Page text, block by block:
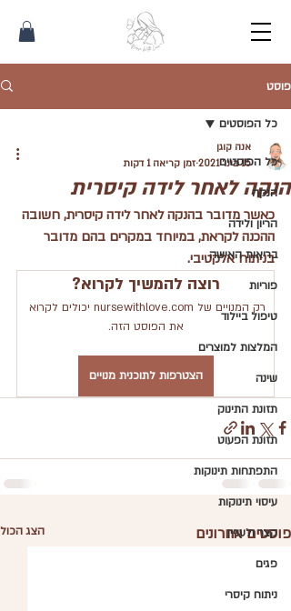
פוסט
כל הפוסטים
הנקה
הריון ולידה
בריאות האישה
פוריות
טיפול ביילוד
המלצות למוצרים
שינה
תזונת התינוק
תזונת הפעוט
התפתחות תינוקות
עיסוי תינוקות
קצר ולעניין
פגים
ניתוח קיסרי
כל הפוסטים
הנקה לאחר לידה קיסרית
אנה קוגן
15 בינו׳ 2021
זמן קריאה 1 דקות
כאשר מדובר בהנקה לאחר לידה קיסרית, חשובה
ההכנה לקראת, במיוחד במקרים בהם מדובר
בניתוח אלקטיבי.
רוצה להמשיך לקרוא?
רק המנויים של nursewithlove.com יכולים לקרוא
את הפוסט הזה.
הצטרפות לתוכנית מנויים
פוסטים אחרונים הצג הכול